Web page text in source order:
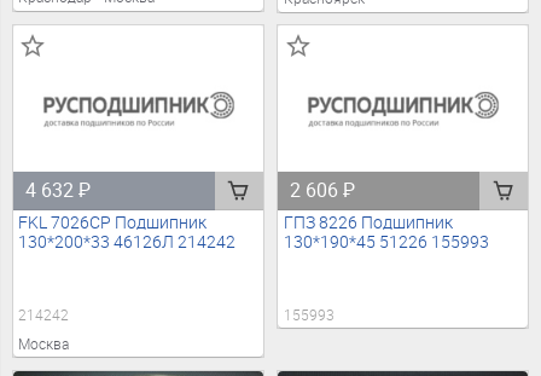
4 632₽
FKL 7026CP Подшипник
130*200*33 46126Л 214242
214242
Москва
2 606₽
ГПЗ 8226 Подшипник
130*190*45 51226 155993
155993